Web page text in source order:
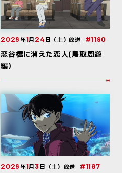
2026年1月24日（土）放送 #1190
恋谷橋に消えた恋人(鳥取周遊
編)
2026年1月3日（土）放送 #1187